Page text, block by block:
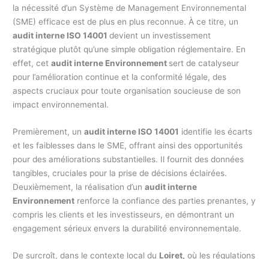
la nécessité d’un Système de Management Environnemental
(SME) efficace est de plus en plus reconnue. À ce titre, un
audit interne ISO 14001devient un investissement
stratégique plutôt qu’une simple obligation réglementaire. En
effet, cetaudit interne Environnement sert de catalyseur
pour l’amélioration continue et la conformité légale, des
aspects cruciaux pour toute organisation soucieuse de son
impact environnemental.
Premièrement, unaudit interne ISO 14001 identifie les écarts
et les faiblesses dans le SME, offrant ainsi des opportunités
pour des améliorations substantielles. Il fournit des données
tangibles, cruciales pour la prise de décisions éclairées.
Deuxièmement, la réalisation d’unaudit interne
Environnement renforce la confiance des parties prenantes, y
compris les clients et les investisseurs, en démontrant un
engagement sérieux envers la durabilité environnementale.
De surcroît, dans le contexte local du Loiret, où les régulations